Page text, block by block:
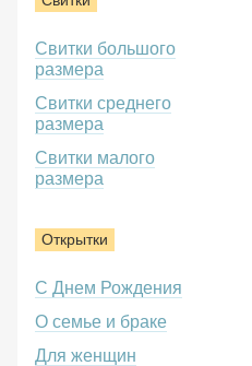
Свитки большого
размера
Свитки среднего
размера
Свитки малого
размера
Открытки
С Днем Рождения
О семье и браке
Для женщин